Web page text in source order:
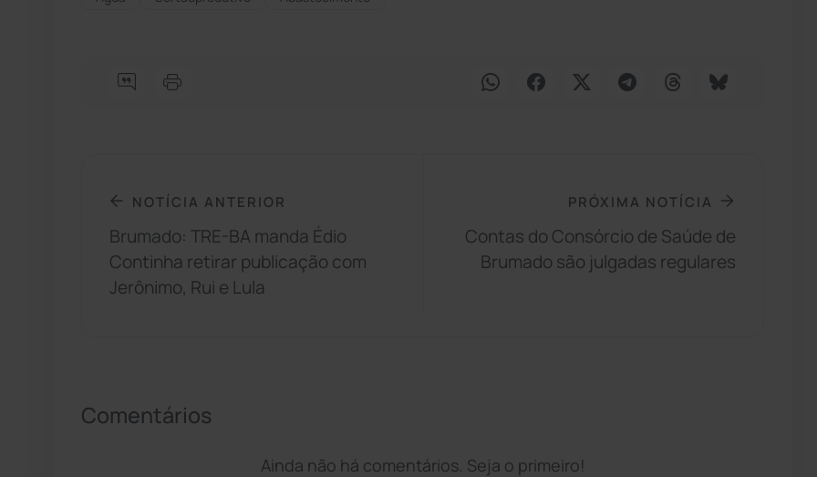
NOTÍCIA ANTERIOR
Brumado: TRE-BA manda Édio
Continha retirar publicação com
Jerônimo, Rui e Lula
PRÓXIMA NOTÍCIA
Contas do Consórcio de Saúde de
Brumado são julgadas regulares
Comentários
Ainda não há comentários. Seja o primeiro!